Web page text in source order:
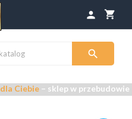
shopping_cart
person

– sklep w przebudowie –